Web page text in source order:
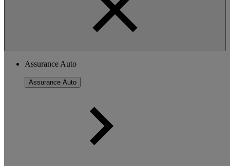
Assurance Auto
Assurance Auto